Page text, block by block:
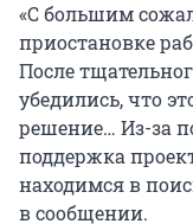
«С большим
приостановке
После
убедились, что
решение… Из-за
поддержка
находимся в
в сообщении.